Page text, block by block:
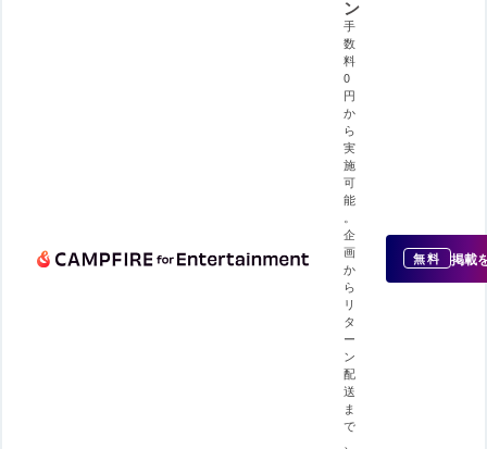
ン
手
数
料
0
円
か
ら
実
施
可
能
企
画
か
ら
リ
タ
ー
ン
配
送
ま
で
無料 掲載